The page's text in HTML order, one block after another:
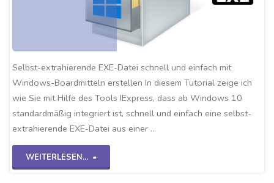
Selbst-extrahierende EXE-Datei schnell und einfach mit
Windows-Boardmitteln erstellen In diesem Tutorial zeige ich
wie Sie mit Hilfe des Tools IExpress, dass ab Windows 10
standardmäßig integriert ist, schnell und einfach eine selbst-
extrahierende EXE-Datei aus einer …
WEITERLESEN...
"Windows